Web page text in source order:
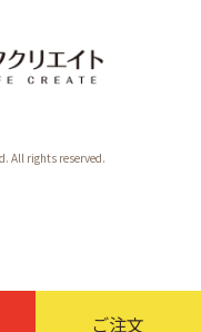
ご注文
All rights reserved.